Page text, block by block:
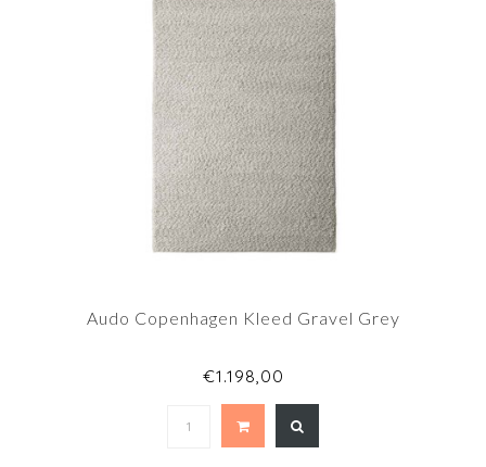
Audo Copenhagen Kleed Gravel Grey
€1.198,00